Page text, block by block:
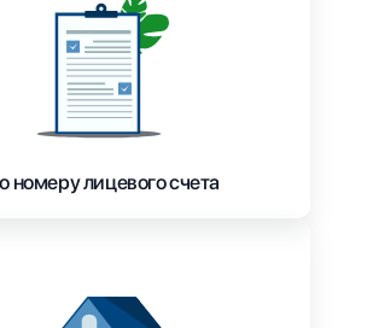
номеру лицевого счета